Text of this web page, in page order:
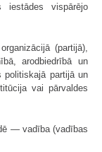
iestādes vispārējo
(partijā),
arodbiedrībā un
politiskajā partijā un
vai pārvaldes
— vadība (vadības